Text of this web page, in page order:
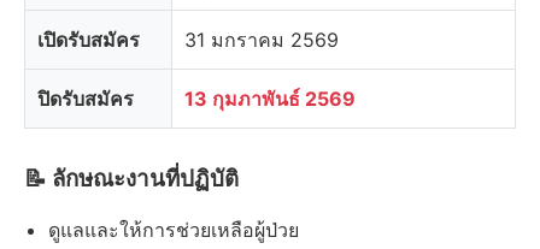
เปิดรับสมัคร 31 มกราคม 2569
ปิดรับสมัคร 13 กุมภาพันธ์ 2569
📝 ลักษณะงานที่ปฏิบัติ
ดูแลและให้การช่วยเหลือผู้ป่วย